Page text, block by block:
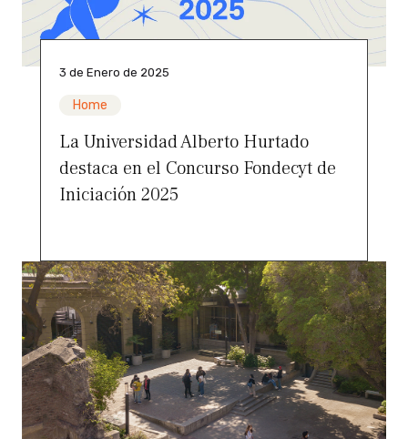
3 de Enero de 2025
Home
La Universidad Alberto Hurtado
destaca en el Concurso Fondecyt de
Iniciación 2025